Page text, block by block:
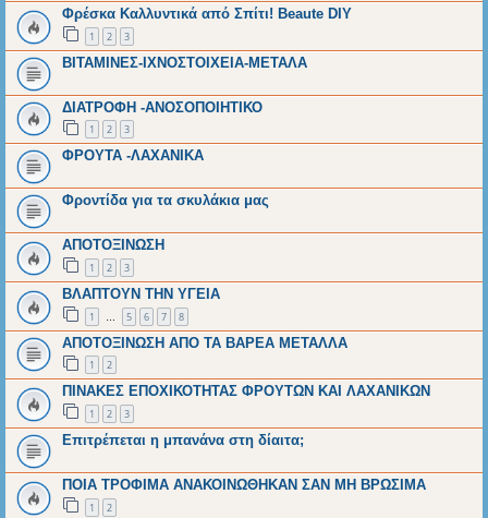
Φρέσκα Καλλυντικά από Σπίτι! Beaute DIY
1 2 3
ΒΙΤΑΜΙΝΕΣ-ΙΧΝΟΣΤΟΙΧΕΙΑ-ΜΕΤΑΛΑ
ΔΙΑΤΡΟΦΗ -ΑΝΟΣΟΠΟΙΗΤΙΚΟ
1 2 3
ΦΡΟΥΤΑ -ΛΑΧΑΝΙΚΑ
Φροντίδα για τα σκυλάκια μας
ΑΠΟΤΟΞΙΝΩΣΗ
1 2 3
ΒΛΑΠΤΟΥΝ ΤΗΝ ΥΓΕΙΑ
1 … 5 6 7 8
ΑΠΟΤΟΞΙΝΩΣΗ ΑΠΟ ΤΑ ΒΑΡΕΑ ΜΕΤΑΛΛΑ
1 2
ΠΙΝΑΚΕΣ ΕΠΟΧΙΚΟΤΗΤΑΣ ΦΡΟΥΤΩΝ ΚΑΙ ΛΑΧΑΝΙΚΩΝ
1 2 3
Επιτρέπεται η μπανάνα στη δίαιτα;
ΠΟΙΑ ΤΡΟΦΙΜΑ ΑΝΑΚΟΙΝΩΘΗΚΑΝ ΣΑΝ ΜΗ ΒΡΩΣΙΜΑ
1 2